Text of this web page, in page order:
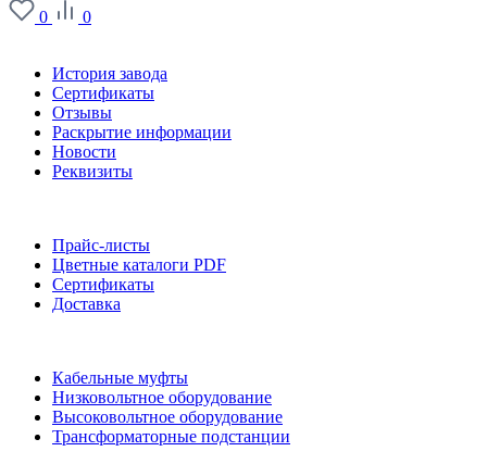
0
0
История завода
Сертификаты
Отзывы
Раскрытие информации
Новости
Реквизиты
Прайс-листы
Цветные каталоги PDF
Сертификаты
Доставка
Кабельные муфты
Низковольтное оборудование
Высоковольтное оборудование
Трансформаторные подстанции